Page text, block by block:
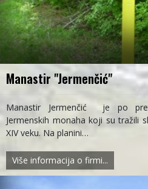
Manastir "Jermenčić"
Manastir Jermenčić je po
Jermenskih monaha koji su tražili
XIV veku. Na planini…
Više informacija o firmi...